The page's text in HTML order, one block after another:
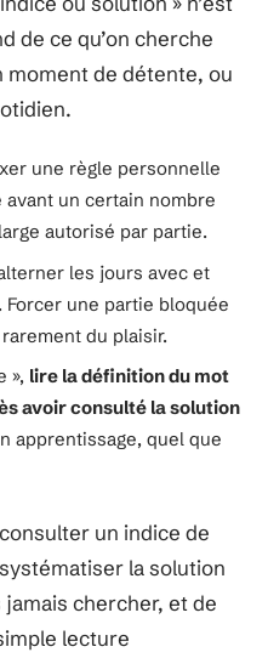
de ce qu’on cherche
moment de détente, ou
une règle personnelle
avant un certain nombre
autorisé par partie.
les jours avec et
une partie bloquée
du plaisir.
», lire la définition du mot
avoir consulté la solution
apprentissage, quel que
un indice de
la solution
chercher, et de
lecture